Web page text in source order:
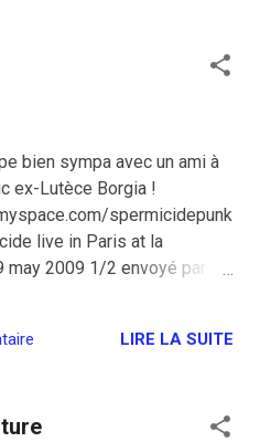
bien sympa avec un ami à
ex-Lutèce Borgia !
spermicidepunk
live in Paris at la
may 2009 1/2 envoyé par
9 may 2009 2/2
LIRE LA SUITE